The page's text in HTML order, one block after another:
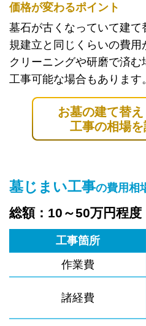
価格が変わるポイント
墓石が古くなっていて建
規建立と同じくらいの費
クリーニングや研磨で済
工事可能な場合もあります。
お墓の建て替
工事の相場
墓じまい工事の費用相
総額：10～50万円程度
工事箇所
作業費
諸経費